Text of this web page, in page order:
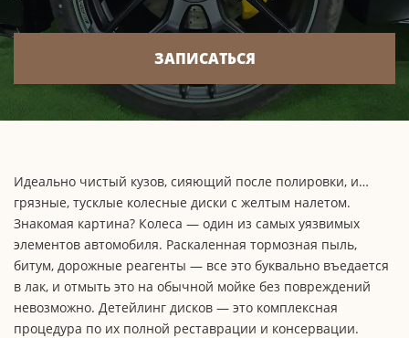
ЗАПИСАТЬСЯ
Идеально чистый кузов, сияющий после полировки, и…
грязные, тусклые колесные диски с желтым налетом.
Знакомая картина? Колеса — один из самых уязвимых
элементов автомобиля. Раскаленная тормозная пыль,
битум, дорожные реагенты — все это буквально въедается
в лак, и отмыть это на обычной мойке без повреждений
невозможно. Детейлинг дисков — это комплексная
процедура по их полной реставрации и консервации.